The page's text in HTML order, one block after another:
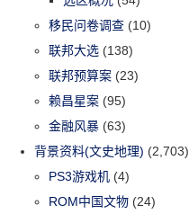
移民问卷调查 (10)
联邦大选 (138)
联邦预算案 (23)
赖昌星案 (95)
金融风暴 (63)
背景资料(文史地理) (2,703)
PS3游戏机 (4)
ROM中国文物 (24)